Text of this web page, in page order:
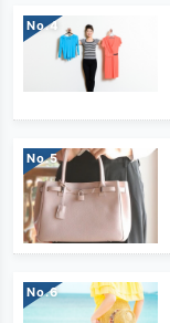
No.
No.
No.